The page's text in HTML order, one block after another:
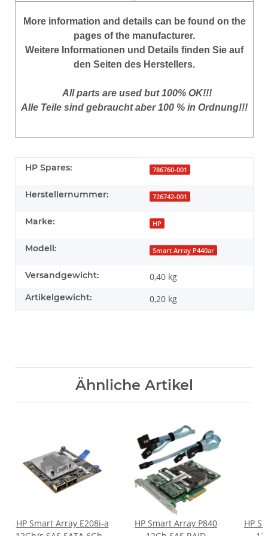
More information and details can be found on the
pages of the manufacturer.
Weitere Informationen und Details finden Sie auf
den Seiten des Herstellers.
All parts are used but 100% OK!!!
Alle Teile sind gebraucht aber 100 % in Ordnung!!!
Produkteigenschaft
Wert
HP Spares: 786760-001
Herstellernummer: 726742-001
Marke: HP
Modell: Smart Array P440ar
Versandgewicht: 0,40 kg
Artikelgewicht: 0,20 kg
Ähnliche Artikel
HP Smart Array E208i-a
HP Smart Array P840
HP